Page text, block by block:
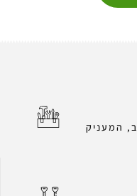
המעניק